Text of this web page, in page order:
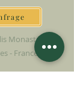
Monastica
- France